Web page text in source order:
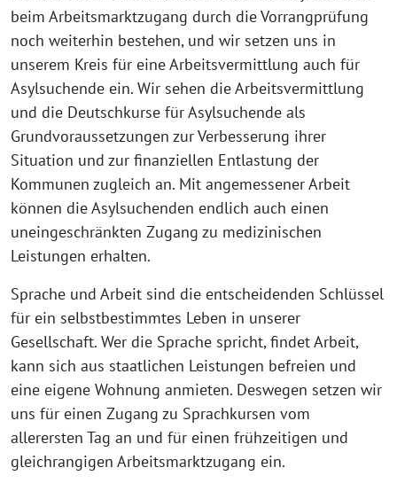
beim Arbeitsmarktzugang durch die Vorrangprüfung
noch weiterhin bestehen, und wir setzen uns in
unserem Kreis für eine Arbeitsvermittlung auch für
Asylsuchende ein. Wir sehen die Arbeitsvermittlung
und die Deutschkurse für Asylsuchende als
Grundvoraussetzungen zur Verbesserung ihrer
Situation und zur finanziellen Entlastung der
Kommunen zugleich an. Mit angemessener Arbeit
können die Asylsuchenden endlich auch einen
uneingeschränkten Zugang zu medizinischen
Leistungen erhalten.
Sprache und Arbeit sind die entscheidenden Schlüssel
für ein selbstbestimmtes Leben in unserer
Gesellschaft. Wer die Sprache spricht, findet Arbeit,
kann sich aus staatlichen Leistungen befreien und
eine eigene Wohnung anmieten. Deswegen setzen wir
uns für einen Zugang zu Sprachkursen vom
allerersten Tag an und für einen frühzeitigen und
gleichrangigen Arbeitsmarktzugang ein.